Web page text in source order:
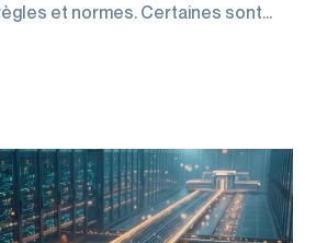
et normes. Certaines sont
de qualité. Les normes ISO
pratiques à suivre et sont
emballages et leur transport.